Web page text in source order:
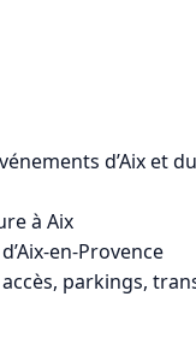
d’Aix et
à Aix
en-Provence
parkings,